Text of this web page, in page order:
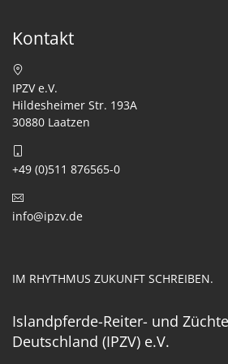
Kontakt
IPZV e.V.
Hildesheimer Str. 193A
30880 Laatzen
+49 (0)511 876565-0
info@ipzv.de
IM RHYTHMUS ZUKUNFT SCHREIBEN.
Islandpferde-Reiter- und
Deutschland (IPZV) e.V.